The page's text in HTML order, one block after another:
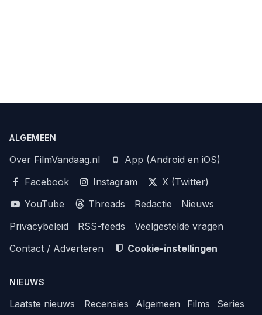
ALGEMEEN
Over FilmVandaag.nl
App (Android en iOS)
Facebook
Instagram
X (Twitter)
YouTube
Threads Redactie
Nieuws
Privacybeleid
RSS-feeds
Veelgestelde vragen
Contact / Adverteren
Cookie-instellingen
NIEUWS
Laatste nieuws Recensies Algemeen Films
Series